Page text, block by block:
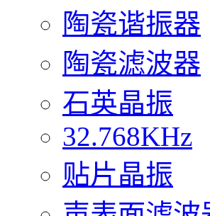
陶瓷谐振器
陶瓷滤波器
石英晶振
32.768KHz
贴片晶振